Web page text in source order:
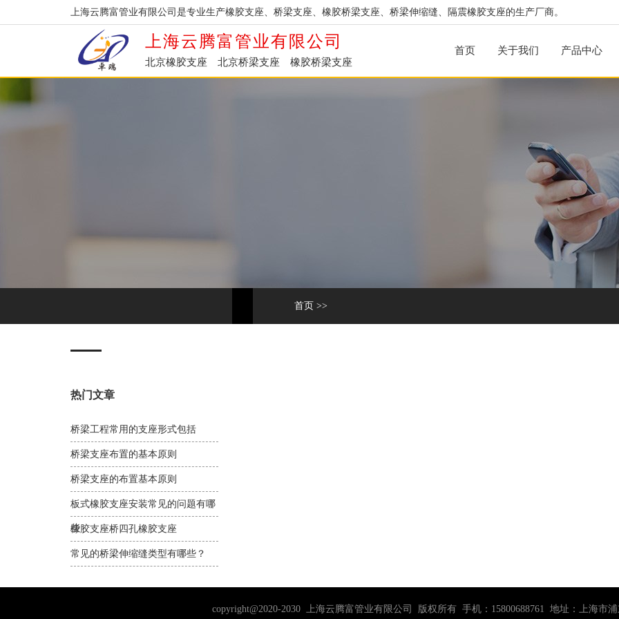
上海云腾富管业有限公司是专业生产橡胶支座、桥梁支座、橡胶桥梁支座、桥梁伸缩缝、隔震橡胶支座的生产厂商。
上海云腾富管业有限公司
北京橡胶支座 北京桥梁支座 橡胶桥梁支座
首页 关于我们 产品中心
首页 >>
热门文章
桥梁工程常用的支座形式包括
桥梁支座布置的基本原则
桥梁支座的布置基本原则
板式橡胶支座安装常见的问题有哪
些
橡胶支座桥四孔橡胶支座
常见的桥梁伸缩缝类型有哪些？
copyright@2020-2030 上海云腾富管业有限公司 版权所有 手机：15800688761 地址：上海市